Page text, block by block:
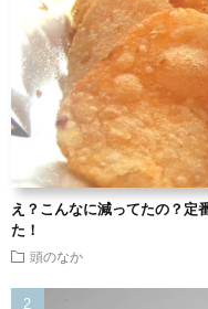
え？こんなに減ってたの？定
た！
頭のなか